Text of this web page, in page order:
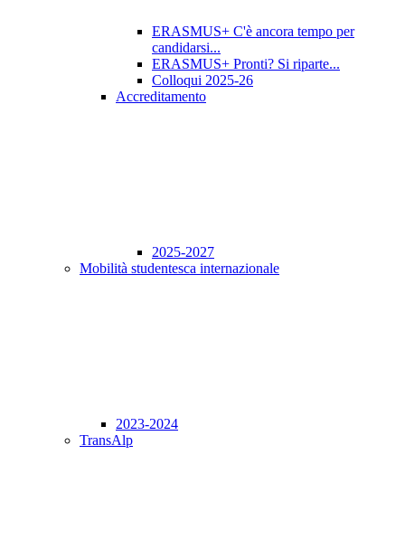
ERASMUS+ C'è ancora tempo per
candidarsi...
ERASMUS+ Pronti? Si riparte...
Colloqui 2025-26
Accreditamento
2025-2027
Mobilità studentesca internazionale
2023-2024
TransAlp